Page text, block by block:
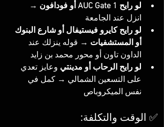
لو رايح AUC Gate 1 أو فودافون
→
انزل عند الجامعة
لو رايح كايرو فيستيفال أو شارع البنوك
أو المستشفيات → قوله ينزلك عند
الداون تاون أو محور محمد بن زايد
لو رايح الرحاب أو مدينتي وعايز تعدي
على التسعين الشمالي → كمل في
نفس الميكروباص
✅ الوقت والتكلفة: